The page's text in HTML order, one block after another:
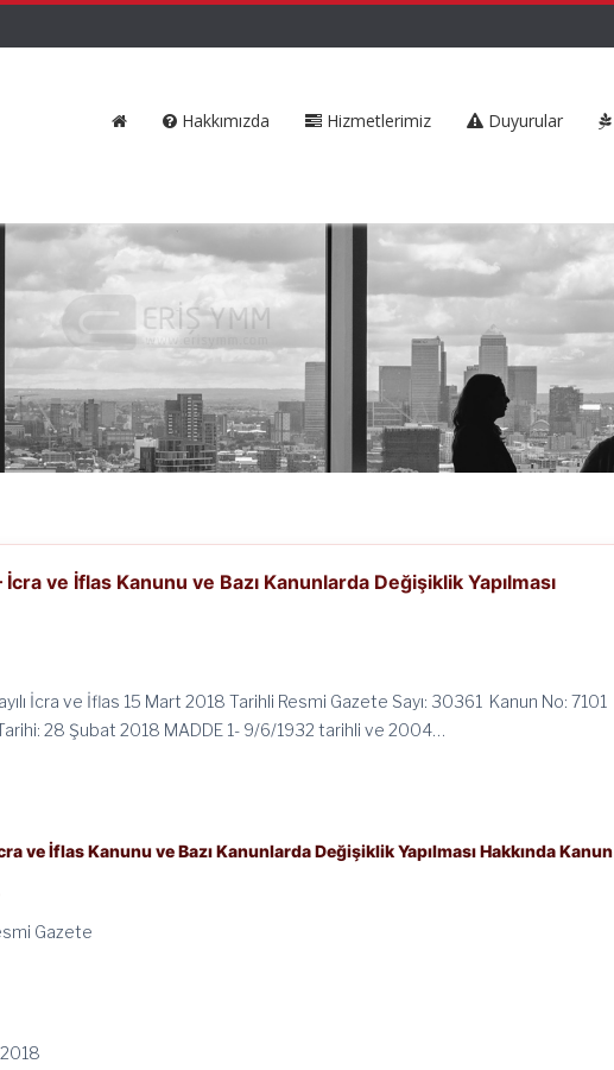
Hakkımızda Hizmetlerimiz Duyurular
İcra ve İflas Kanunu ve Bazı Kanunlarda Değişiklik Yapılması
İcra ve İflas 15 Mart 2018 Tarihli Resmi Gazete Sayı: 30361 Kanun No: 7101
28 Şubat 2018 MADDE 1- 9/6/1932 tarihli ve 2004…
ve İflas Kanunu ve Bazı Kanunlarda Değişiklik Yapılması Hakkında Kanun
Gazete